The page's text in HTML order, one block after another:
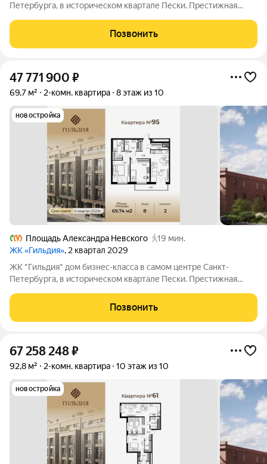
Петербурга, в историческом квартале Пески. Престижная
"Гильдия" создана продуманная внутренняя инфраструктура
для полноценного отдыха и работы.
Позвонить
47 771 900 ₽
69,7 м² 2-комн. квартира 8 этаж из 10
новостройка
Площадь Александра Невского
19 мин.
ЖК «Гильдия», 2 квартал 2029
ЖК "Гильдия" дом бизнес-класса в самом центре Санкт-
Петербурга, в историческом квартале Пески. Престижная
"Гильдия" создана продуманная внутренняя инфраструктура
для полноценного отдыха и работы.
Позвонить
67 258 248₽
92,8 м² 2-комн. квартира 10 этаж из 10
новостройка